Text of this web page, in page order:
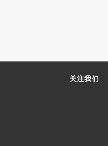
关注我们